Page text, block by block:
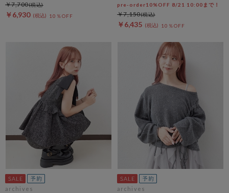
￥6,930 10％OFF
￥7,700 pre-order10%OFF 8/21 10:00まで！
￥6,435 10％OFF
￥7,150
archives archives